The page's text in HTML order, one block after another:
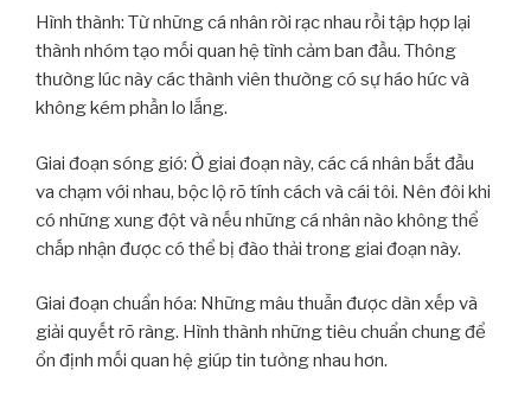
Hình thành: Từ những cá nhân rời rạc nhau rồi tập hợp lại
thành nhóm tạo mối quan hệ tình cảm ban đầu. Thông
thường lúc này các thành viên thường có sự háo hức và
không kém phần lo lắng.
Giai đoạn sóng gió: Ở giai đoạn này, các cá nhân bắt đầu
va chạm với nhau, bộc lộ rõ tính cách và cái tôi. Nên đôi khi
có những xung đột và nếu những cá nhân nào không thể
chấp nhận được có thể bị đào thải trong giai đoạn này.
Giai đoạn chuẩn hóa: Những mâu thuẫn được dàn xếp và
giải quyết rõ ràng. Hình thành những tiêu chuẩn chung để
ổn định mối quan hệ giúp tin tưởng nhau hơn.